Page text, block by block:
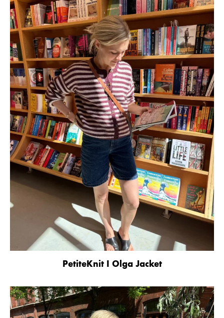
PetiteKnit I Olga Jacket